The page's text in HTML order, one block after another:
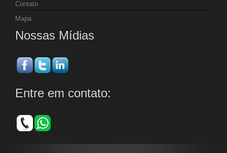
Contato
Mapa
Nossas Mídias
Entre em contato: